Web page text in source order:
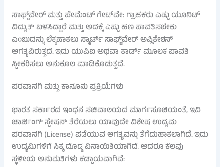
ಸಾಫ್ಟ್‌ವೇರ್ ಮತ್ತು ಪೇಮೆಂಟ್ ಗೇಟ್‌ವೇ: ಗ್ರಾಹಕರು ಎಷ್ಟು ಯೂನಿಟ್
ವಿದ್ಯುತ್ ಬಳಸಿದ್ದಾರೆ ಮತ್ತು ಅದಕ್ಕೆ ಎಷ್ಟು ಹಣ ಪಾವತಿಸಬೇಕು
ಎಂಬುದನ್ನು ಲೆಕ್ಕಹಾಕಲು ಸ್ಮಾರ್ಟ್ ಸಾಫ್ಟ್‌ವೇರ್ ಅಪ್ಲಿಕೇಶನ್
ಅಗತ್ಯವಿರುತ್ತದೆ. ಇದು ಯುಪಿಐ ಅಥವಾ ಕಾರ್ಡ್ ಮೂಲಕ ಪಾವತಿ
ಸ್ವೀಕರಿಸಲು ಅನುಕೂಲ ಮಾಡಿಕೊಡುತ್ತದೆ.
ಪರವಾನಗಿ ಮತ್ತು ಕಾನೂನು ಪ್ರಕ್ರಿಯೆಗಳು
ಭಾರತ ಸರ್ಕಾರದ ಇಂಧನ ಸಚಿವಾಲಯದ ಮಾರ್ಗಸೂಚಿಯಂತೆ, ಇವಿ
ಚಾರ್ಜಿಂಗ್ ಸ್ಟೇಷನ್ ತೆರೆಯಲು ಯಾವುದೇ ವಿಶೇಷ ಉದ್ಯಮ
ಪರವಾನಗಿ (License) ಪಡೆಯುವ ಅಗತ್ಯವನ್ನು ತೆಗೆದುಹಾಕಲಾಗಿದೆ. ಇದು
ಉದ್ಯಮಿಗಳಿಗೆ ಸಿಕ್ಕ ದೊಡ್ಡ ವಿನಾಯಿತಿಯಾಗಿದೆ. ಆದರೂ ಕೆಲವು
ಸ್ಥಳೀಯ ಅನುಮತಿಗಳು ಕಡ್ಡಾಯವಾಗಿವೆ: